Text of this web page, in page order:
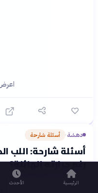
اعرض
دهشة› أسئلة شارحة
أسئلة شارحة: اللب
رغم حرارته الهائلة؟
الرئيسية الأحدث